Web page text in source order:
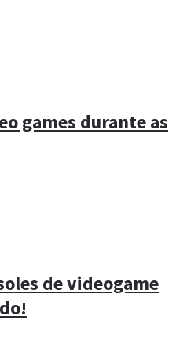
games durante as
de videogame